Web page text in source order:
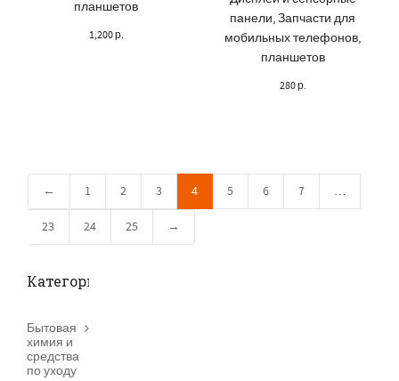
планшетов
1,200р.
панели,Запчасти для
мобильных телефонов,
планшетов
280р.
← 1 2 3 4 5 6 7 …
23 24 25 →
Категории товаров
Бытовая
химия и
средства
по уходу